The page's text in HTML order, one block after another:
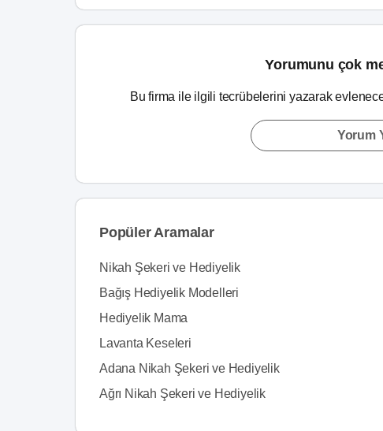
Yorumunu çok
Bu firma ile ilgili tecrübelerini yazarak
Yorum
Popüler Aramalar
Nikah Şekeri ve Hediyelik
Bağış Hediyelik Modelleri
Hediyelik Mama
Lavanta Keseleri
Adana Nikah Şekeri ve Hediyelik
Ağrı Nikah Şekeri ve Hediyelik